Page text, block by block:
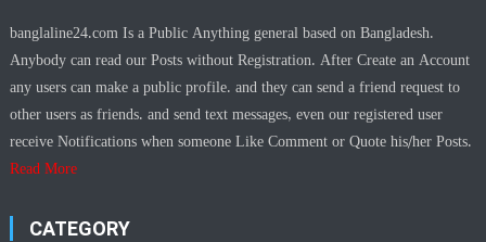
banglaline24.com Is a Public Anything general based on Bangladesh.
Anybody can read our Posts without Registration. After Create an Account
any users can make a public profile. and they can send a friend request to
other users as friends. and send text messages, even our registered user
receive Notifications when someone Like Comment or Quote his/her Posts.
Read More
CATEGORY